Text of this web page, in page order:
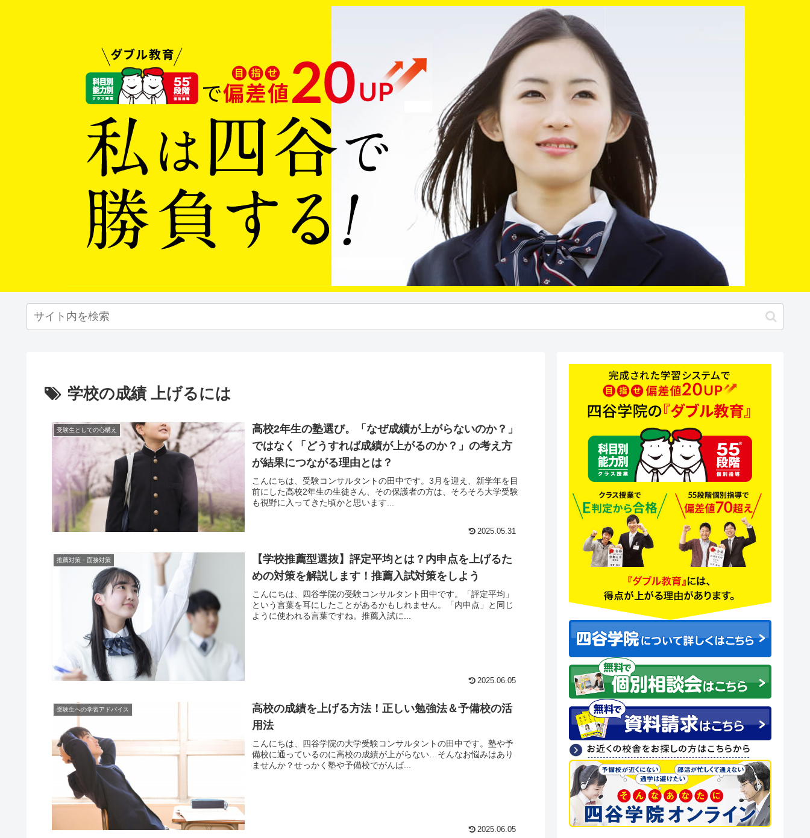
学校の成績 上げるには
受験生としての心構え
高校2年生の塾選び。「なぜ成績が上がらないのか？」
ではなく「どうすれば成績が上がるのか？」の考え方
が結果につながる理由とは？
こんにちは、受験コンサルタントの田中です。3月を迎え、新学年を目
前にした高校2年生の生徒さん、その保護者の方は、そろそろ大学受験
も視野に入ってきた頃かと思います...
2025.05.31
推薦対策・面接対策
【学校推薦型選抜】評定平均とは？内申点を上げるた
めの対策を解説します！推薦入試対策をしよう
こんにちは、四谷学院の受験コンサルタント田中です。「評定平均」
という言葉を耳にしたことがあるかもしれません。「内申点」と同じ
ように使われる言葉ですね。推薦入試に...
2025.06.05
受験生への学習アドバイス
高校の成績を上げる方法！正しい勉強法＆予備校の活
用法
こんにちは、四谷学院の大学受験コンサルタントの田中です。塾や予
備校に通っているのに高校の成績が上がらない…そんなお悩みはあり
ませんか？せっかく塾や予備校でがんば...
2025.06.05